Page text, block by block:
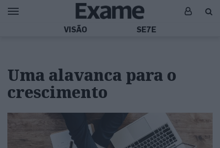
VISÃO SE7E
Uma alavanca para o
crescimento